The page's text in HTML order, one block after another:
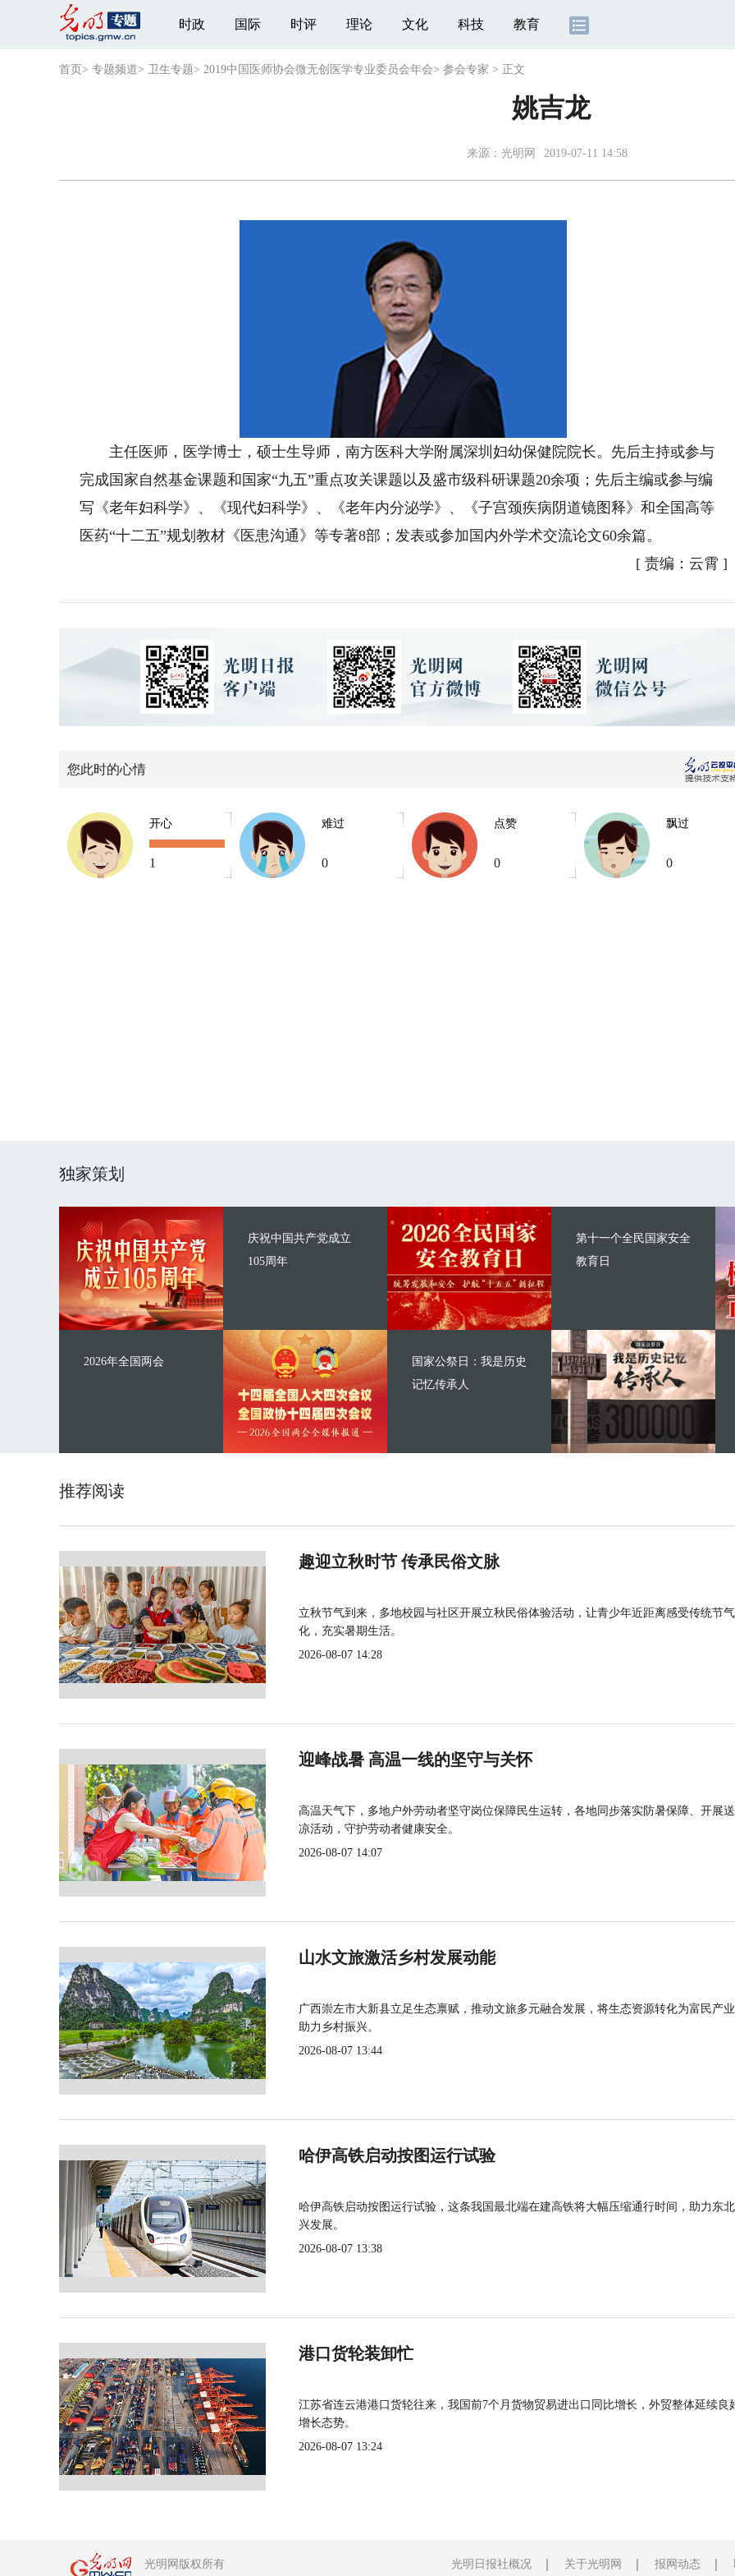
时政 国际 时评 理论 文化 科技 教育
首页 > 专题频道> 卫生专题> 2019中国医师协会微无创医学专业委员会年会> 参会专家 > 正文
姚吉龙
来源： 光明网 2019-07-11 14:58
主任医师，医学博士，硕士生导师，南方医科大学附属深圳妇幼保健院院长。先后主持或参与
完成国家自然基金课题和国家“九五”重点攻关课题以及盛市级科研课题20余项；先后主编或参与编
写《老年妇科学》、《现代妇科学》、《老年内分泌学》、《子宫颈疾病阴道镜图释》和全国高等
医药“十二五”规划教材《医患沟通》等专著8部；发表或参加国内外学术交流论文60余篇。
[ 责编：云霄 ]
您此时的心情
开心
1
难过
0
点赞
0
飘过
0
独家策划
庆祝中国共产党成立
105周年
2026年全国两会
第十一个全民国家安全
教育日
国家公祭日：我是历史
记忆传承人
推荐阅读
趣迎立秋时节 传承民俗文脉
立秋节气到来，多地校园与社区开展立秋民俗体验活动，让青少年近距离感受传统节
化，充实暑期生活。
2026-08-07 14:28
迎峰战暑 高温一线的坚守与关怀
高温天气下，多地户外劳动者坚守岗位保障民生运转，各地同步落实防暑保障、开展
凉活动，守护劳动者健康安全。
2026-08-07 14:07
山水文旅激活乡村发展动能
广西崇左市大新县立足生态禀赋，推动文旅多元融合发展，将生态资源转化为富民产
助力乡村振兴。
2026-08-07 13:44
哈伊高铁启动按图运行试验
哈伊高铁启动按图运行试验，这条我国最北端在建高铁将大幅压缩通行时间，助力东
兴发展。
2026-08-07 13:38
港口货轮装卸忙
江苏省连云港港口货轮往来，我国前7个月货物贸易进出口同比增长，外贸整体延续良
增长态势。
2026-08-07 13:24
光明网版权所有 光明日报社概况 关于光明网 报网动态